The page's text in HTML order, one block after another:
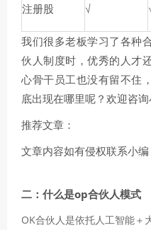
注册股 √
我们很多老板学习了各种
伙人制度时，优秀的人才
心骨干员工也没有留不住
底出现在哪里呢？欢迎咨询
推荐文章：
文章内容如有侵权联系小编
二：什么是op合伙人模式
OK合伙人是依托人工智能＋